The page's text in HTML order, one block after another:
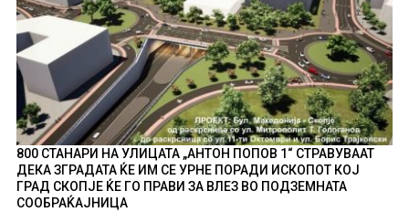
800 СТАНАРИ НА УЛИЦАТА „АНТОН ПОПОВ 1“ СТРАВУВААТ
ДЕКА ЗГРАДАТА ЌЕ ИМ СЕ УРНЕ ПОРАДИ ИСКОПОТ КОЈ
ГРАД СКОПЈЕ ЌЕ ГО ПРАВИ ЗА ВЛЕЗ ВО ПОДЗЕМНАТА
СООБРАЌАЈНИЦА